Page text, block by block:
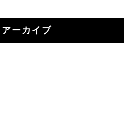
アーカイブ